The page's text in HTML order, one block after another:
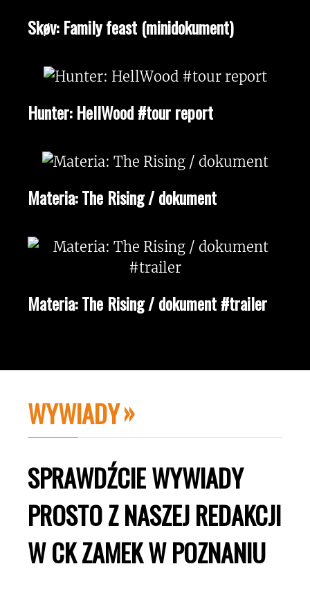
Skøv: Family feast (minidokument)
Hunter: HellWood #tour report
Materia: The Rising / dokument
Materia: The Rising / dokument #trailer
WYWIADY
SPRAWDŹCIE WYWIADY
PROSTO Z NASZEJ REDAKCJI
W CK ZAMEK W POZNANIU